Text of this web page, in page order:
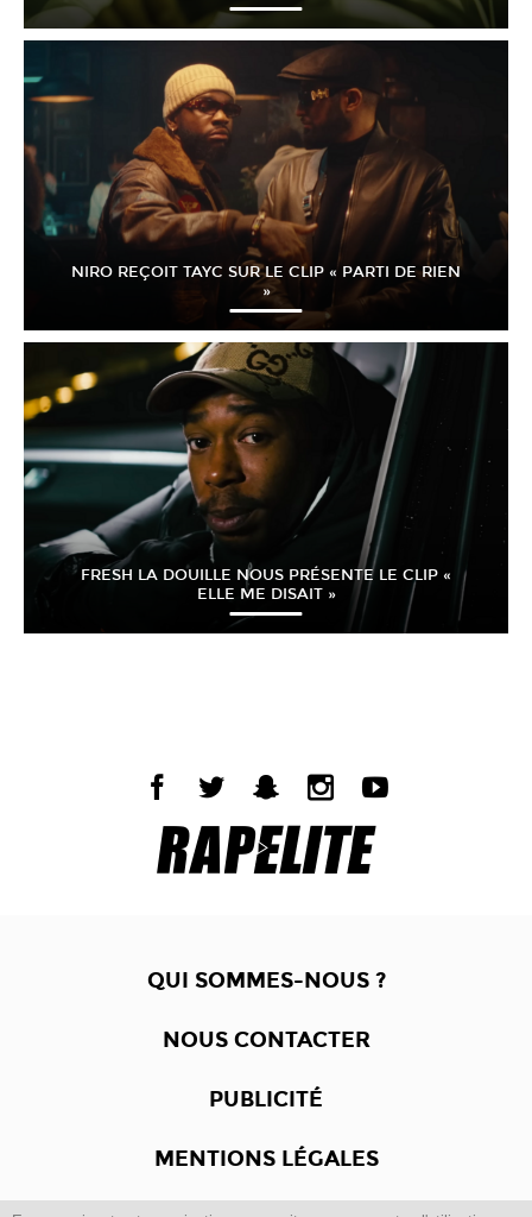
NIRO REÇOIT TAYC SUR LE CLIP « PARTI DE RIEN
»
FRESH LA DOUILLE NOUS PRÉSENTE LE CLIP «
ELLE ME DISAIT »
QUI SOMMES-NOUS ?
NOUS CONTACTER
PUBLICITÉ
MENTIONS LÉGALES